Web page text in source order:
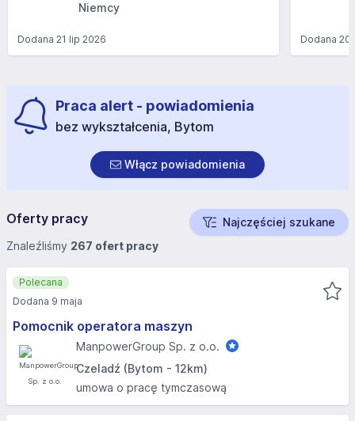
Niemcy
Dodana 21 lip 2026 Dodana20
Praca alert - powiadomienia
bez wykształcenia, Bytom
Włącz powiadomienia
Oferty pracy
Najczęściej szukane
Znaleźliśmy 267 ofert pracy
Pomocnik operatora maszyn
ManpowerGroup Sp. z o.o.
Czeladź (Bytom - 12km)
umowa o pracę tymczasową
Polecana
Dodana 9 maja